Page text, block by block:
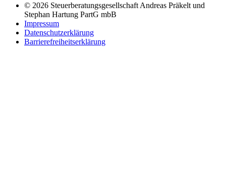
© 2026 Steuerberatungsgesellschaft Andreas Präkelt und
Stephan Hartung PartG mbB
Impressum
Datenschutzerklärung
Barrierefreiheitserklärung